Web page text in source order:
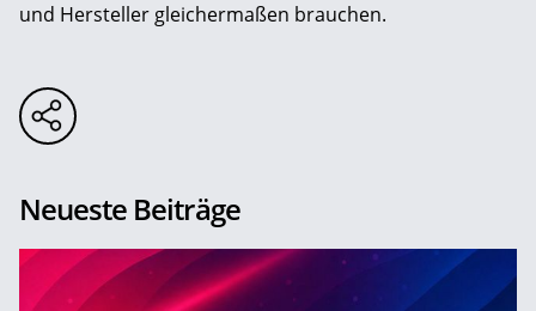
und Hersteller gleichermaßen brauchen.
Neueste Beiträge